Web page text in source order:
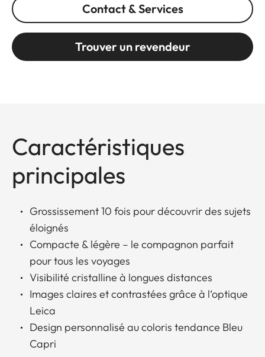
Contact & Services
Trouver un revendeur
Caractéristiques
principales
Grossissement 10 fois pour découvrir des sujets
éloignés
Compacte & légère – le compagnon parfait
pour tous les voyages
Visibilité cristalline à longues distances
Images claires et contrastées grâce à l‘optique
Leica
Design personnalisé au coloris tendance Bleu
Capri